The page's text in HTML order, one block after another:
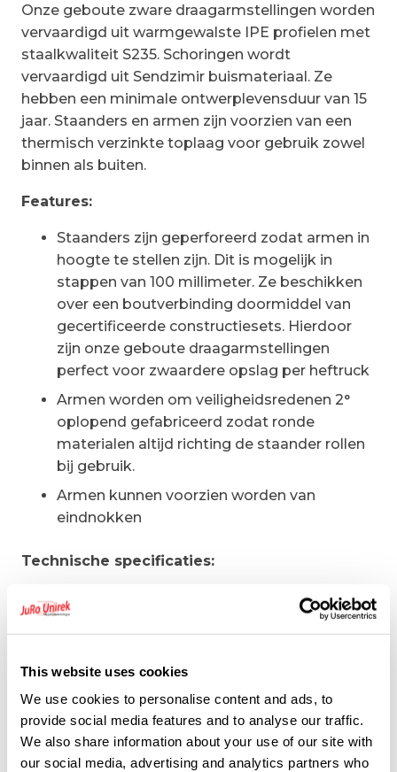
This website uses cookies
We use cookies to personalise content and ads, to
provide social media features and to analyse our traffic.
We also share information about your use of our site with
our social media, advertising and analytics partners who
Onze geboute zware draagarmstellingen worden
vervaardigd uit warmgewalste IPE profielen met
staalkwaliteit S235. Schoringen wordt
vervaardigd uit Sendzimir buismateriaal. Ze
hebben een minimale ontwerplevensduur van 15
jaar. Staanders en armen zijn voorzien van een
thermisch verzinkte toplaag voor gebruik zowel
binnen als buiten.
Features:
Staanders zijn geperforeerd zodat armen in
hoogte te stellen zijn. Dit is mogelijk in
stappen van 100 millimeter. Ze beschikken
over een boutverbinding doormiddel van
gecertificeerde constructiesets. Hierdoor
zijn onze geboute draagarmstellingen
perfect voor zwaardere opslag per heftruck
Armen worden om veiligheidsredenen 2°
oplopend gefabriceerd zodat ronde
materialen altijd richting de staander rollen
bij gebruik.
Armen kunnen voorzien worden van
eindnokken
Technische specificaties:
Maximaal gewicht per staanderzijde 3000
kg
staanders
Volledig thermisch verzinkt
Bij buitengebruik gelden andere maximum
gewichten. Laat u hier door onze specialisten